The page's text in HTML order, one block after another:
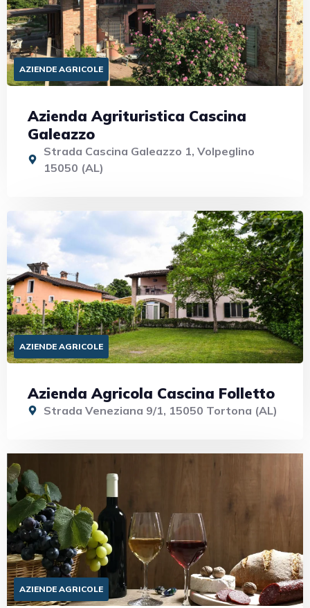
AZIENDE AGRICOLE
Azienda Agrituristica Cascina
Galeazzo
Strada Cascina Galeazzo 1, Volpeglino
15050 (AL)
AZIENDE AGRICOLE
Azienda Agricola Cascina Folletto
Strada Veneziana 9/1, 15050 Tortona (AL)
AZIENDE AGRICOLE